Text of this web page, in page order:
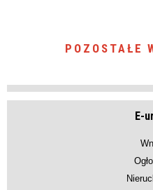
POZOSTAŁE
E-